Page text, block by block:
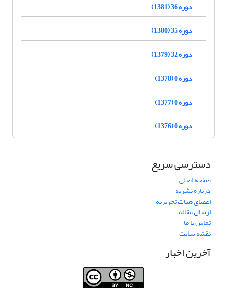
دوره 36 (1381)
دوره 35 (1380)
دوره 32 (1379)
دوره 0 (1378)
دوره 0 (1377)
دوره 0 (1376)
دسترسی سریع
صفحه اصلی
درباره نشریه
اعضای هیات تحریریه
ارسال مقاله
تماس با ما
نقشه سایت
آخرین اخبار